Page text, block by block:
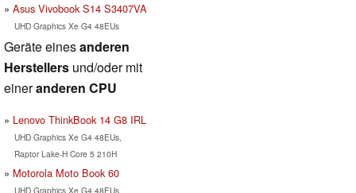
Asus Vivobook S14 S3407VA
UHD Graphics Xe G4 48EUs
Geräte einesanderen
Herstellers und/oder mit
eineranderen CPU
Lenovo ThinkBook 14 G8 IRL
UHD Graphics Xe G4 48EUs,
Raptor Lake-H Core 5 210H
Motorola Moto Book 60
UHD Graphics Xe G4 48EUs,